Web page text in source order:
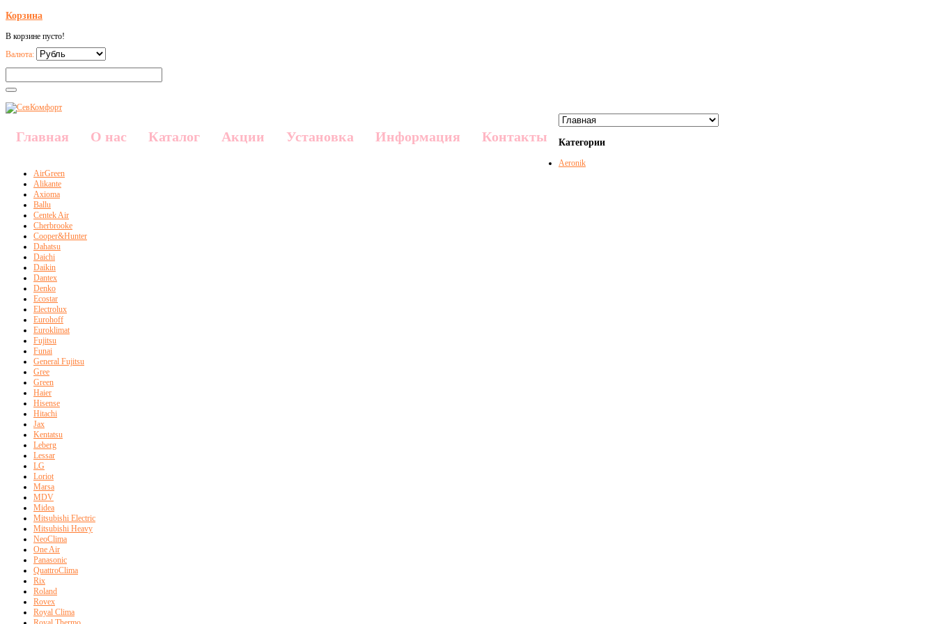
Корзина
В корзине пусто!
Валюта:
Главная О нас Каталог Акции Установка Информация Контакты Категории
Aeronik
AirGreen
Alikante
Axioma
Ballu
Centek Air
Cherbrooke
Cooper&Hunter
Dahatsu
Daichi
Daikin
Dantex
Denko
Ecostar
Electrolux
Eurohoff
Euroklimat
Fujitsu
Funai
General Fujitsu
Gree
Green
Haier
Hisense
Hitachi
Jax
Kentatsu
Leberg
Lessar
LG
Loriot
Marsa
MDV
Midea
Mitsubishi Electric
Mitsubishi Heavy
NeoClima
One Air
Panasonic
QuattroClima
Rix
Roland
Rovex
Royal Clima